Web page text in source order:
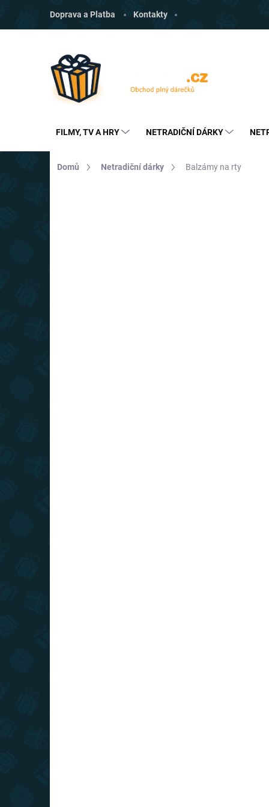
obsah
Doprava a Platba Kontakty
FILMY, TV A HRY NETRADIČNÍ DÁRKY
Domů Netradiční dárky Balzámy na rty